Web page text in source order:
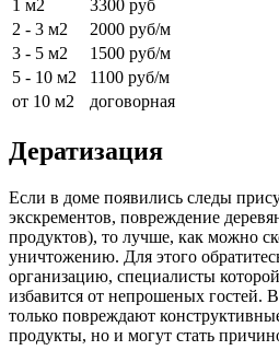
1 м2
3300 руб
2 - 3 м2
2000 руб/м
3 - 5 м2
1500 руб/м
5 - 10 м2
1100 руб/м
от 10 м2
договорная
Дератизация
Если в доме появились следы
экскрементов, повреждение
продуктов), то лучше, как можно
уничтожению. Для этого
организацию, специалисты
избавится от непрошеных
только повреждают
продукты, но и могут стать